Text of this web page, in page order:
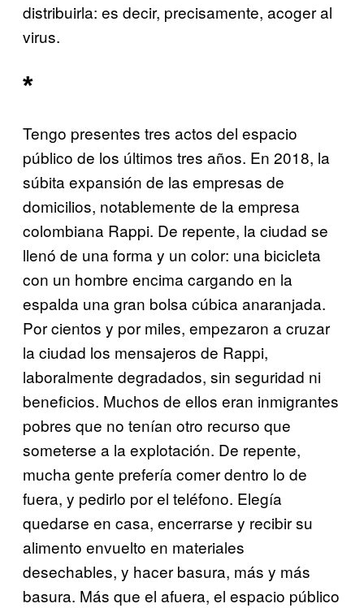
distribuirla: es decir, precisamente, acoger al
virus.
*
Tengo presentes tres actos del espacio
público de los últimos tres años. En 2018, la
súbita expansión de las empresas de
domicilios, notablemente de la empresa
colombiana Rappi. De repente, la ciudad se
llenó de una forma y un color: una bicicleta
con un hombre encima cargando en la
espalda una gran bolsa cúbica anaranjada.
Por cientos y por miles, empezaron a cruzar
la ciudad los mensajeros de Rappi,
laboralmente degradados, sin seguridad ni
beneficios. Muchos de ellos eran inmigrantes
pobres que no tenían otro recurso que
someterse a la explotación. De repente,
mucha gente prefería comer dentro lo de
fuera, y pedirlo por el teléfono. Elegía
quedarse en casa, encerrarse y recibir su
alimento envuelto en materiales
desechables, y hacer basura, más y más
basura. Más que el afuera, el espacio público